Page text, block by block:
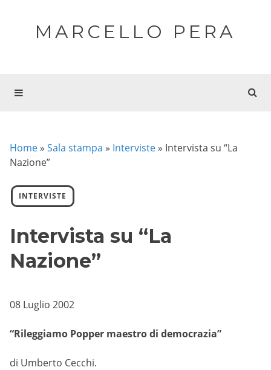
MARCELLO PERA
Home » Sala stampa » Interviste » Intervista su “La
Nazione”
INTERVISTE
Intervista su “La
Nazione”
08 Luglio 2002
“Rileggiamo Popper maestro di democrazia”
di Umberto Cecchi.